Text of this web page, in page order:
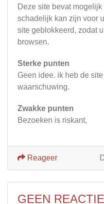
Deze site bevat
schadelijk kan zijn voor
site geblokkeerd, zodat
browsen.
Sterke punten
Geen idee. ik heb de
waarschuwing.
Zwakke punten
Bezoeken is riskant,
Reageer
GEEN